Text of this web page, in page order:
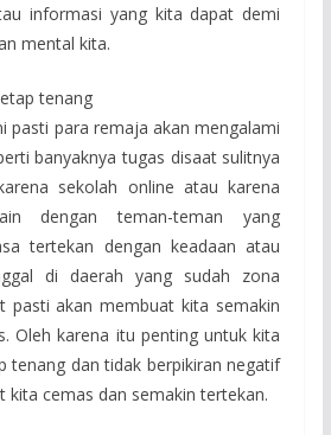
informasi yang kita dapat demi
mental kita.
tenang
pasti para remaja akan mengalami
banyaknya tugas disaat sulitnya
sekolah online atau karena
dengan teman-teman yang
tertekan dengan keadaan atau
di daerah yang sudah zona
pasti akan membuat kita semakin
Oleh karena itu penting untuk kita
tenang dan tidak berpikiran negatif
kita cemas dan semakin tertekan.